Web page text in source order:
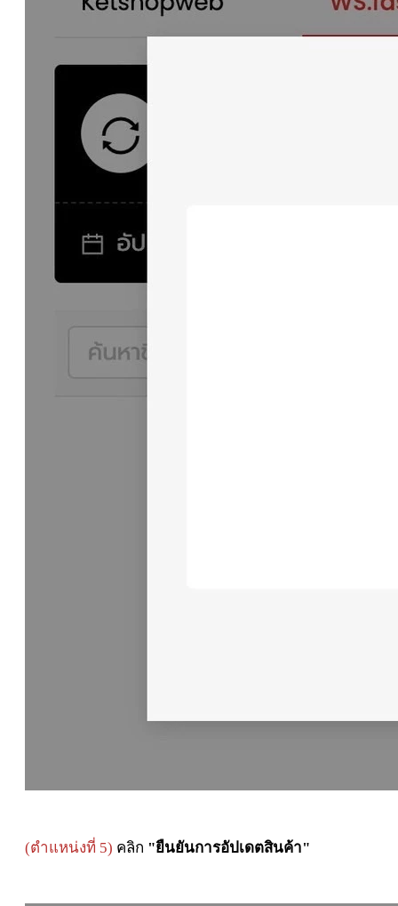
(ตำแหน่งที่ 5) คลิก "ยืนยันการอัปเดตสินค้า"